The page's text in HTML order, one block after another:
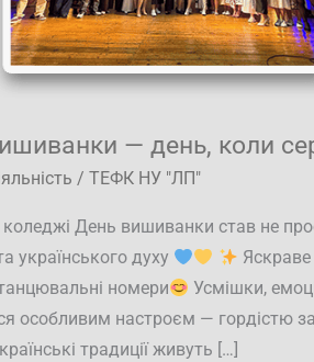
— день, коли
/ ТЕФК НУ "ЛП"
День вишиванки став не
українського духу
номери
Усмішки,
особливим настроєм — гордістю
традиції живуть […]